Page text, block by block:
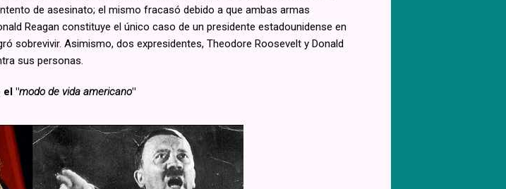
de asesinato; el mismo fracasó debido a que ambas armas
Reagan constituye el único caso de un presidente estadounidense en
sobrevivir. Asimismo, dos expresidentes, Theodore Roosevelt y Donald
sus personas.
el "modo de vida americano"